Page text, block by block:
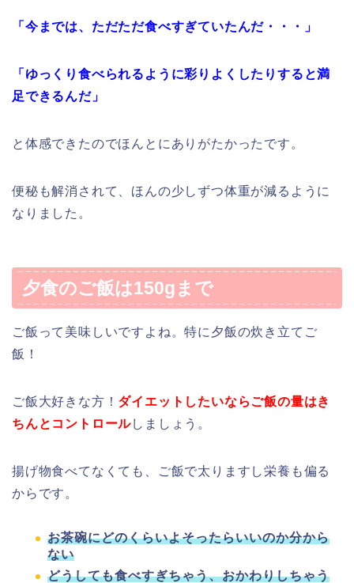
「今までは、ただただ食べすぎていたんだ・・・」
「ゆっくり食べられるように彩りよくしたりすると満
足できるんだ」
と体感できたのでほんとにありがたかったです。
便秘も解消されて、ほんの少しずつ体重が減るように
なりました。
夕食のご飯は150gまで
ご飯って美味しいですよね。特に夕飯の炊き立てご
飯！
ご飯大好きな方！ ダイエットしたいならご飯の量はき
ちんとコントロールしましょう。
揚げ物食べてなくても、ご飯で太りますし栄養も偏る
からです。
お茶碗にどのくらいよそったらいいのか分から
ない
どうしても食べすぎちゃう、おかわりしちゃう